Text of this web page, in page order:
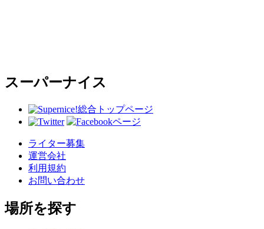
スーパーナイス
総合トップページ
ライター募集
運営会社
利用規約
お問い合わせ
場所を探す